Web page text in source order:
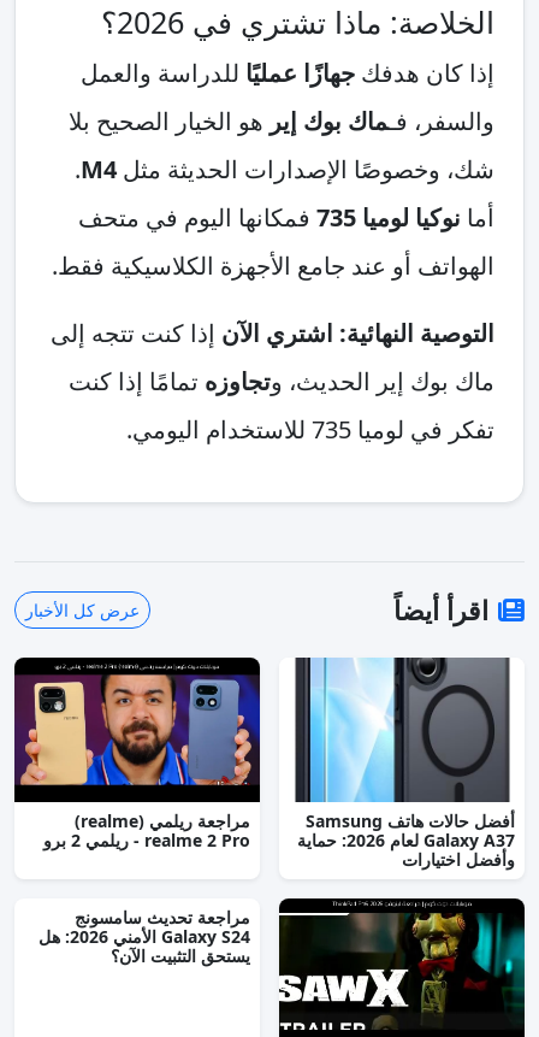
ماذا تشتري في 2026؟
هدفكجهازًا عمليًاللدراسة والعمل
فـماك بوك إيرهو الخيار الصحيح بلا
الإصدارات الحديثة مثلM4
.
لوميا 735
فمكانها اليوم في متحف
أو عند جامع الأجهزة الكلاسيكية فقط.
النهائية: اشتري الآنإذا كنت تتجه إلى
إير الحديث، و تجاوزهتمامًا إذا كنت
للاستخدام اليومي.
عرض كل الأخبار
أفضل حالات هاتف Samsung
Galaxy A37 لعام 2026: حماية
مراجعة ريلمي (realme)
realme 2 Pro - ريلمي 2 برو
مراجعة تحديث سامسونج
Galaxy S24 الأمني 2026: هل
يستحق التثبيت الآن؟